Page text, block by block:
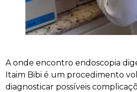
A onde encontro endoscopia
Itaim Bibi é um procedimento
diagnosticar possíveis